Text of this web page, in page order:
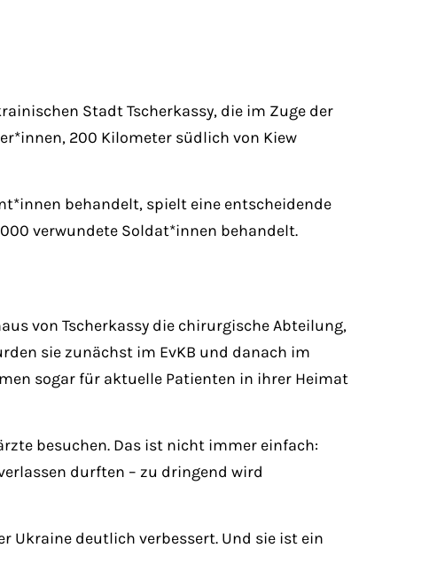
Stadt Tscherkassy, die im Zuge der
200 Kilometer südlich von Kiew
behandelt, spielt eine entscheidende
verwundete Soldat*innen behandelt.
von Tscherkassy die chirurgische Abteilung,
sie zunächst im EvKB und danach im
sogar für aktuelle Patienten in ihrer Heimat
besuchen. Das ist nicht immer einfach:
durften – zu dringend wird
Ukraine deutlich verbessert. Und sie ist ein